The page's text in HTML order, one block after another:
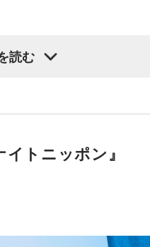
オランダじゃなくて良か
れないけれど、日本は力
いように警戒させる。そ
んなことを言ってるぞ」
して）使うことが可能な
ています。
目の昨シーズンは素晴ら
求めすぎずに自分のやる
きていたということです
イトトレーニングなどで
を出さないといけないと
思います」
読む
イトニッポン』